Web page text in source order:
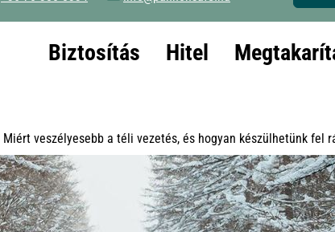
Biztosítás Hitel
Miért veszélyesebb a téli vezetés, és hogyan készülhetünk fel